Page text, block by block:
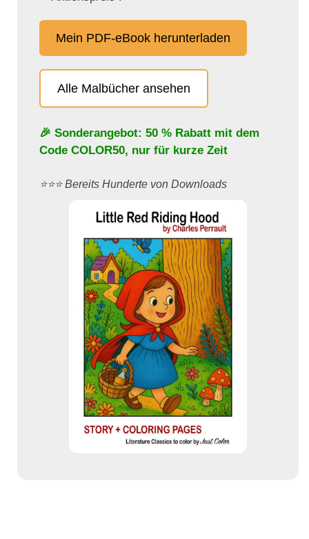
Mein PDF-eBook herunterladen
Alle Malbücher ansehen
🎉 Sonderangebot: 50 % Rabatt mit dem
Code COLOR50, nur für kurze Zeit
⭐️⭐️⭐️ Bereits Hunderte von Downloads